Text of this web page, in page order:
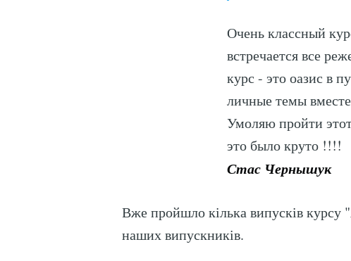
Очень классный
встречается все
курс - это оазис в
личные темы
Умоляю пройти
это было круто !!!!
Стас Чернышук
Вже пройшло кілька випусків курсу
наших випускників.